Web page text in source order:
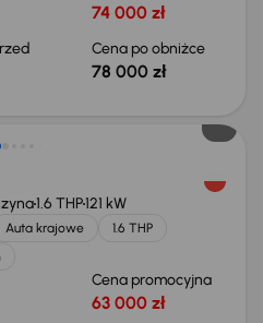
74 000 zł
Cena po obniżce
78 000 zł
1.6 THP121 kW
Auta krajowe
1.6 THP
Cena promocyjna
63 000 zł